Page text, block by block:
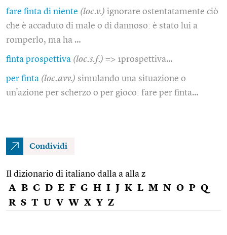
fare finta di niente (loc.v.) ignorare ostentatamente ciò
che è accaduto di male o di dannoso: è stato lui a
romperlo, ma ha …
finta prospettiva (loc.s.f.) => 1prospettiva…
per finta (loc.avv.) simulando una situazione o
un'azione per scherzo o per gioco: fare per finta…
Condividi
Il dizionario di italiano dalla a alla z
A B C D E F G H I J K L M N O P Q
R S T U V W X Y Z